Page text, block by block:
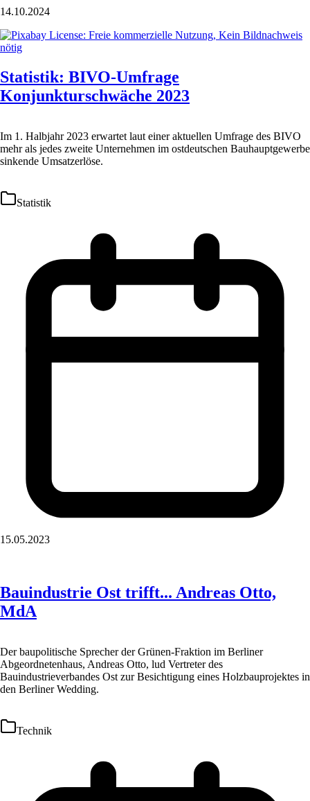
14.10.2024
Statistik: BIVO-Umfrage
Konjunkturschwäche 2023
Im 1. Halbjahr 2023 erwartet laut einer aktuellen Umfrage des BIVO
mehr als jedes zweite Unternehmen im ostdeutschen Bauhauptgewerbe
sinkende Umsatzerlöse.
Statistik
15.05.2023
Bauindustrie Ost trifft... Andreas Otto,
MdA
Der baupolitische Sprecher der Grünen-Fraktion im Berliner
Abgeordnetenhaus, Andreas Otto, lud Vertreter des
Bauindustrieverbandes Ost zur Besichtigung eines Holzbauprojektes in
den Berliner Wedding.
Technik